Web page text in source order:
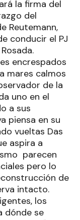
la firma del
del
Reutemann,
conducir el PJ
encrespados
mares calmos
de la
uno en el
a sus
piensa en su
vueltas Das
aspira a
parecen
pero lo
de
intacto.
los
dónde se